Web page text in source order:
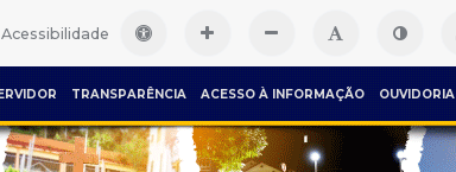
Acessibilidade
TRANSPARÊNCIA ACESSO À INFORMAÇÃO OUVIDORIA